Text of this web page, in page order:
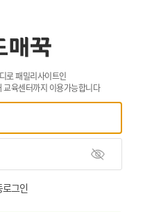
로 패밀리사이트인
교육센터까지 이용가능합니다
로그인